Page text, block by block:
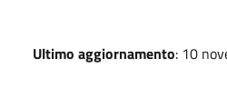
Ultimo aggiornamento: 10